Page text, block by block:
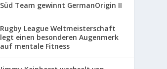
Süd Team gewinnt GermanOrigin II
Rugby League Weltmeisterschaft
legt einen besonderen Augenmerk
auf mentale Fitness